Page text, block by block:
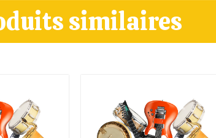
similaires